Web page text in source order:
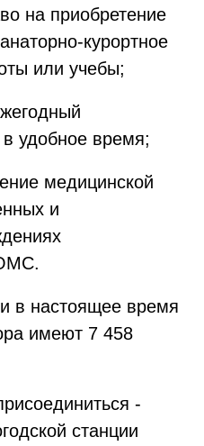
на приобретение
курортное
или учебы;
удобное время;
медицинской
и
в настоящее время
имеют 7 458
-
станции